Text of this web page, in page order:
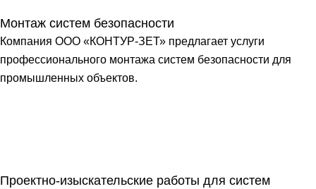
Монтаж систем безопасности
Компания ООО «КОНТУР-ЗЕТ» предлагает услуги
профессионального монтажа систем безопасности для
промышленных объектов.
Проектно-изыскательские работы для систем